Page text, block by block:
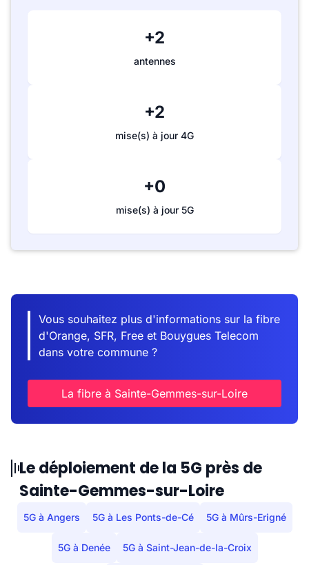
+2
antennes
+2
mise(s) à jour 4G
+0
mise(s) à jour 5G
Vous souhaitez plus d'informations sur la fibre
d'Orange, SFR, Free et Bouygues Telecom
dans votre commune ?
La fibre à Sainte-Gemmes-sur-Loire
Le déploiement de la 5G près de
Sainte-Gemmes-sur-Loire
5G à Angers 5G à Les Ponts-de-Cé 5G à Mûrs-Erigné
5G à Denée 5G à Saint-Jean-de-la-Croix